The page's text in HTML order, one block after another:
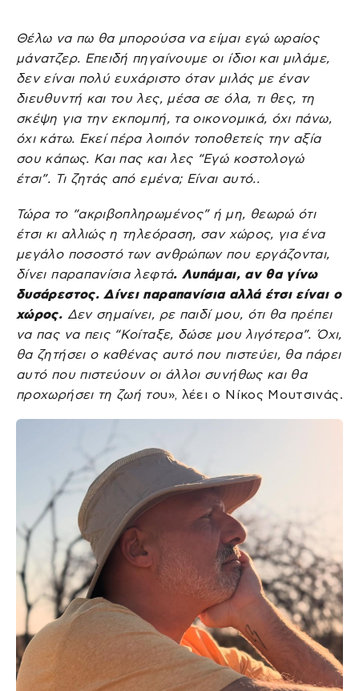
Θέλω να πω θα μπορούσα να είμαι εγώ ωραίος
μάνατζερ. Επειδή πηγαίνουμε οι ίδιοι και μιλάμε,
δεν είναι πολύ ευχάριστο όταν μιλάς με έναν
διευθυντή και του λες, μέσα σε όλα, τι θες, τη
σκέψη για την εκπομπή, τα οικονομικά, όχι πάνω,
όχι κάτω. Εκεί πέρα λοιπόν τοποθετείς την αξία
σου κάπως. Και πας και λες “Εγώ κοστολογώ
έτσι”. Τι ζητάς από εμένα; Είναι αυτό..
Τώρα το “ακριβοπληρωμένος” ή μη, θεωρώ ότι
έτσι κι αλλιώς η τηλεόραση, σαν χώρος, για ένα
μεγάλο ποσοστό των ανθρώπων που εργάζονται,
δίνει παραπανίσια λεφτά. Λυπάμαι, αν θα γίνω
δυσάρεστος. Δίνει παραπανίσια αλλά έτσι είναι ο
χώρος. Δεν σημαίνει, ρε παιδί μου, ότι θα πρέπει
να πας να πεις “Κοίταξε, δώσε μου λιγότερα”. Όχι,
θα ζητήσει ο καθένας αυτό που πιστεύει, θα πάρει
αυτό που πιστεύουν οι άλλοι συνήθως και θα
προχωρήσει τη ζωή του», λέει ο Νίκος Μουτσινάς.